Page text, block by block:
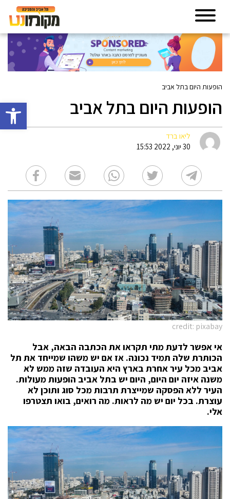
פתח
הופעות היום בתל אביב
הופעות היום בתל אביב
ליאו ברד
30 יוני, 2022 15:53
credit: pixabay
אי אפשר לדעת מתי תקראו את הכתבה הבאה, אבל
הכותרת שלה תמיד נכונה. אז אם יש משהו שמייחד את תל
אביב מכל עיר אחרת בארץ היא העובדה שזה ממש לא
משנה איזה יום היום, היום יש בתל אביב הופעות מעולות.
העיר ללא הפסקה שמייצרת תרבות מכל סוג ותוכן לא
עוצרת. בכל יום יש מה לראות. מה רואים, בואו תצטרפו
אלי.